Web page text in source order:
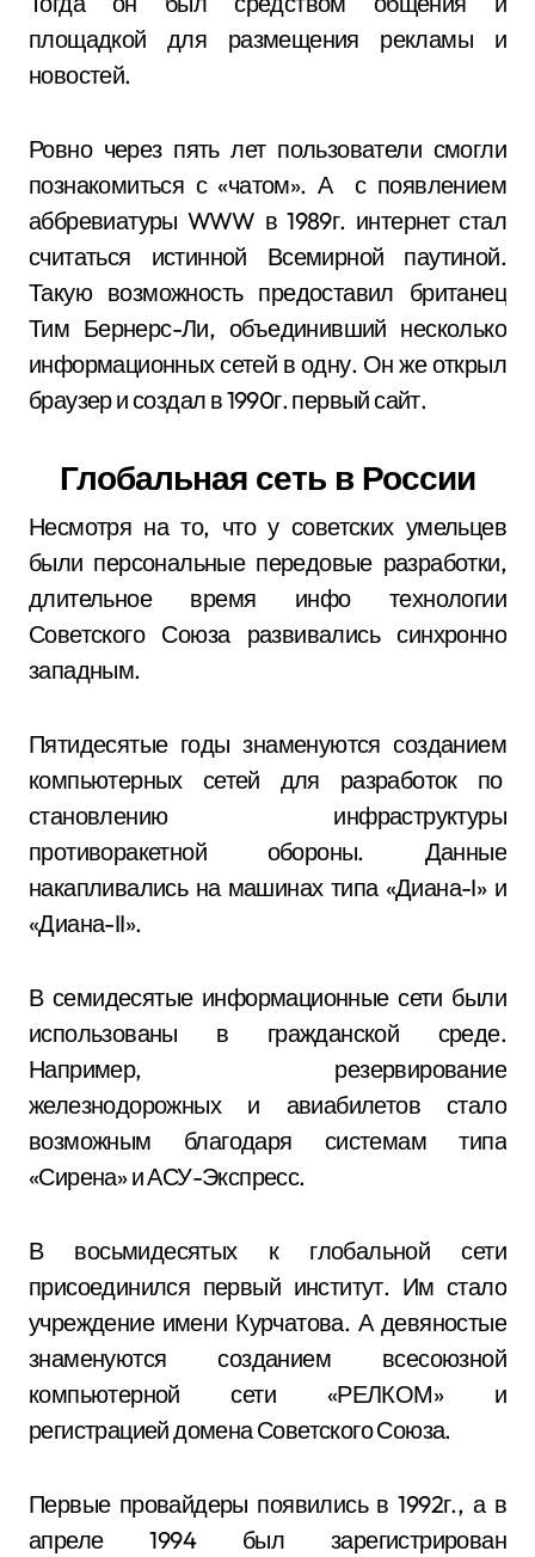
площадкой для размещения рекламы и
новостей.
Ровно через пять лет пользователи смогли
познакомиться с «чатом». А с появлением
аббревиатуры WWW в 1989г. интернет стал
считаться истинной Всемирной паутиной.
Такую возможность предоставил британец
Тим Бернерс-Ли, объединивший несколько
информационных сетей в одну. Он же открыл
браузер и создал в 1990г. первый сайт.
Глобальная сеть в России
Несмотря на то, что у советских умельцев
были персональные передовые разработки,
длительное время инфо технологии
Советского Союза развивались синхронно
западным.
Пятидесятые годы знаменуются созданием
компьютерных сетей для разработок по
становлению инфраструктуры
противоракетной обороны. Данные
накапливались на машинах типа «Диана-I» и
«Диана-II».
В семидесятые информационные сети были
использованы в гражданской среде.
Например, резервирование
железнодорожных и авиабилетов стало
возможным благодаря системам типа
«Сирена» и АСУ-Экспресс.
В восьмидесятых к глобальной сети
присоединился первый институт. Им стало
учреждение имени Курчатова. А девяностые
знаменуются созданием всесоюзной
компьютерной сети «РЕЛКОМ» и
регистрацией домена Советского Союза.
Первые провайдеры появились в 1992г., а в
апреле 1994 был зарегистрирован